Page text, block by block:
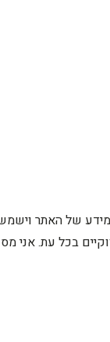
של האתר
בכל עת. אני